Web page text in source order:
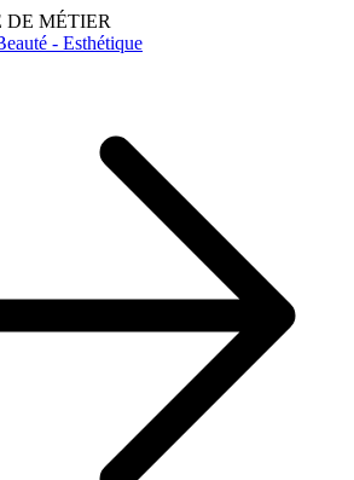
DE MÉTIER
- Esthétique